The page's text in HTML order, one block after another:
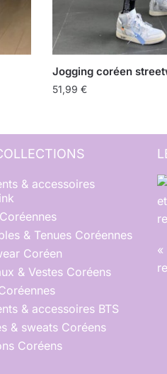
Jogging coréen
51,99 €
& accessoires
& Tenues Coréennes
Coréen
& Vestes Coréens
& accessoires BTS
& sweats Coréens
Coréens
«